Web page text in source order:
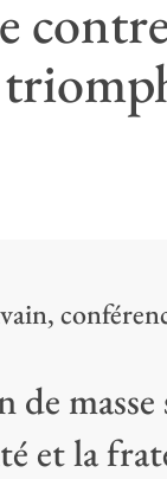
de
et la